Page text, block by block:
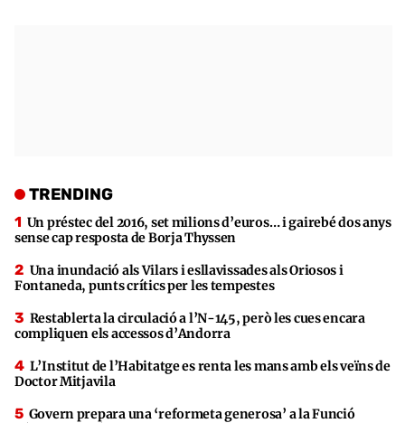
TRENDING
Un préstec del 2016, set milions d’euros… i gairebé dos anys
sense cap resposta de Borja Thyssen
Una inundació als Vilars i esllavissades als Oriosos i
Fontaneda, punts crítics per les tempestes
Restablerta la circulació a l’N-145, però les cues encara
compliquen els accessos d’Andorra
L’Institut de l’Habitatge es renta les mans amb els veïns de
Doctor Mitjavila
Govern prepara una ‘reformeta generosa’ a la Funció